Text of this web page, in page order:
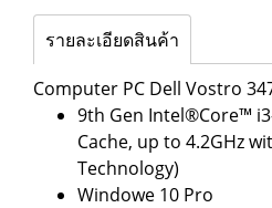
รายละเอียดสินค้า
Computer PC Dell Vostro
9th Gen Intel®Core™
Cache, up to 4.2GHz
Technology)
Windowe 10 Pro